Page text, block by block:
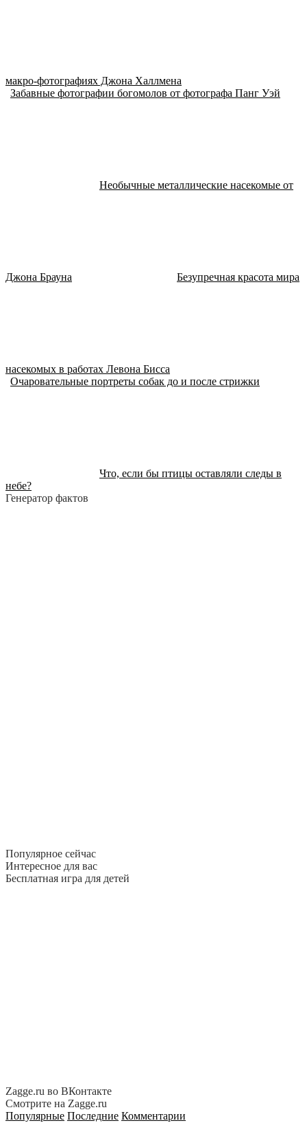
макро-фотографиях Джона Халлмена
Забавные фотографии богомолов от фотографа Панг Уэй
Необычные металлические насекомые от
Джона Брауна Безупречная красота мира
насекомых в работах Левона Бисса
Очаровательные портреты собак до и после стрижки
Что, если бы птицы оставляли следы в
небе?
Генератор фактов
Популярное сейчас
Интересное для вас
Бесплатная игра для детей
Zagge.ru во ВКонтакте
Смотрите на Zagge.ru
Популярные Последние Комментарии